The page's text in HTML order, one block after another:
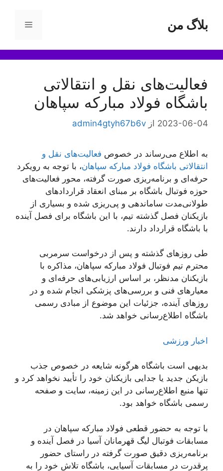
محتوابلاگ من فهرست
فعالیت‌های نقل و انتقالاتی
باشگاه فولاد مبارکه سپاهان
2023-06-04 از admin4gtyh67b6v
به اطلاع می‌رساند در خصوص فعالیت‌های نقل و
انتقالاتی باشگاه فولاد مبارکه سپاهان، با توجه به رویکرد
حرفه‌ای و برنامه‌ریزی صورت گرفته، محور فعالیت‌های
حوزه فوتبال باشگاه بر مبنای انعقاد قراردادهای
طولانی‌مدت ساماندهی و پی‌ریزی شده و بسیاری از
بازیکنان فصل گذشته تیم، با این باشگاه برای فصل آینده
با باشگاه قرارداد دارند.
طی روزهای گذشته و پس از درخواست سرمربی
محترم تیم فوتبال فولاد مبارکه سپاهان، مذاکره با
بازیکنان مدنظر، بر اساس ارزیابی‌های حرفه‌ای و
معیارهای فنی و بررسی‌های پزشکی انجام شده و در
روزهای آینده، جزئیات این موضوع از مبادی رسمی
باشگاه اطلاع‌رسانی خواهد شد.
اخبار ورزشی
بدیهی است باشگاه هرگونه شایعه در خصوص جذب
بازیکن جدید یا جدایی بازیکنان خود را تأیید نخواهد کرد و
تنها منبع اطلاع‌رسانی در این زمینه، سایت و صفحه
رسمی باشگاه خواهد بود.
با توجه به حضور قطعی فولاد مبارکه سپاهان در
مسابقات فوتبال لیگ قهرمانان آسیا در فصل آینده و
برنامه‌ریزی دقیق صورت گرفته در راستای حضور
پرقدرت در مسابقات آسیایی، باشگاه تلاش خود را به